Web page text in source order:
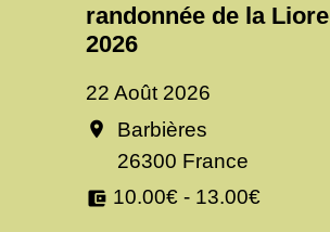
randonnée de la Liore
2026
22 Août 2026
location_on
Barbières
26300 France
account_balance_wallet 10.00€ - 13.00€